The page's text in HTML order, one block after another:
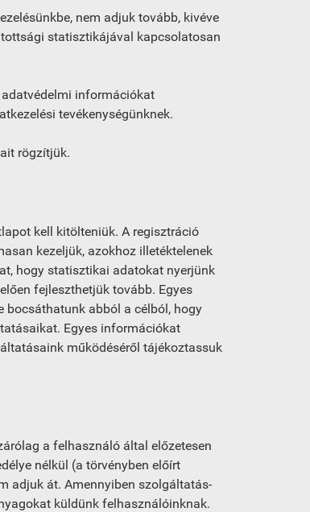
nem adjuk tovább, kivéve
statisztikájával kapcsolatosan
információkat
tevékenységünknek.
rögzítjük.
kell kitölteniük. A regisztráció
kezeljük, azokhoz illetéktelenek
hogy statisztikai adatokat nyerjünk
fejleszthetjük tovább. Egyes
bocsáthatunk abból a célból, hogy
Egyes információkat
működéséről tájékoztassuk
a felhasználó által előzetesen
nélkül (a törvényben előírt
adjuk át. Amennyiben szolgáltatás-
küldünk felhasználóinknak.